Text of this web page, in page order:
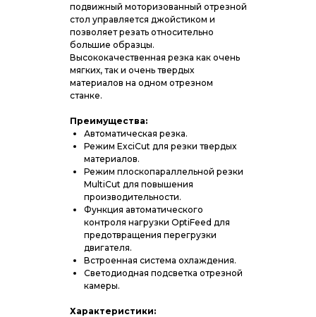
подвижный моторизованный отрезной
стол управляется джойстиком и
позволяет резать относительно
большие образцы.
Высококачественная резка как очень
мягких, так и очень твердых
материалов на одном отрезном
станке.
Преимущества:
Автоматическая резка.
Режим ExciCut для резки твердых
материалов.
Режим плоскопараллельной резки
MultiCut для повышения
производительности.
Функция автоматического
контроля нагрузки OptiFeed для
предотвращения перегрузки
двигателя.
Встроенная система охлаждения.
Светодиодная подсветка отрезной
камеры.
Характеристики: